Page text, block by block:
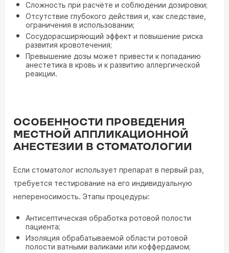
Сложность при расчёте и соблюдении дозировки;
Отсутствие глубокого действия и, как следствие,
ограничения в использовании;
Сосудорасширяющий эффект и повышение риска
развития кровотечения;
Превышение дозы может привести к попаданию
анестетика в кровь и к развитию аллергической
реакции.
ОСОБЕННОСТИ ПРОВЕДЕНИЯ
МЕСТНОЙ АППЛИКАЦИОННОЙ
АНЕСТЕЗИИ В СТОМАТОЛОГИИ
Если стоматолог использует препарат в первый раз,
требуется тестирование на его индивидуальную
непереносимость. Этапы процедуры:
Антисептическая обработка ротовой полости
пациента;
Изоляция обрабатываемой области ротовой
полости ватными валиками или коффердамом;